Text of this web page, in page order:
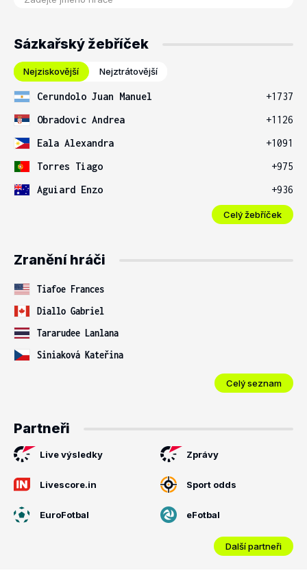
Sázkařský žebříček
Nejziskovější Nejztrátovější
Cerundolo Juan Manuel
+1737
Obradovic Andrea
+1126
Eala Alexandra
+1091
Torres Tiago
+975
Aguiard Enzo
+936
Celý žebříček
Zranění hráči
Tiafoe Frances
Diallo Gabriel
Tararudee Lanlana
Siniaková Kateřina
Celý seznam
Partneři
Live výsledky Zprávy
Livescore.in Sport odds
EuroFotbal eFotbal
Další partneři